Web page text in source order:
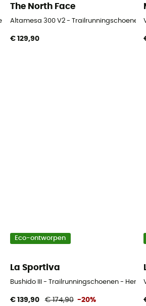
The North Face
Altamesa 300 V2 - Trailrunningschoenen
€ 129,90
Eco-ontworpen
La Sportiva
Bushido III - Trailrunningschoenen - Heren
€ 139,90 € 174,90 -20%